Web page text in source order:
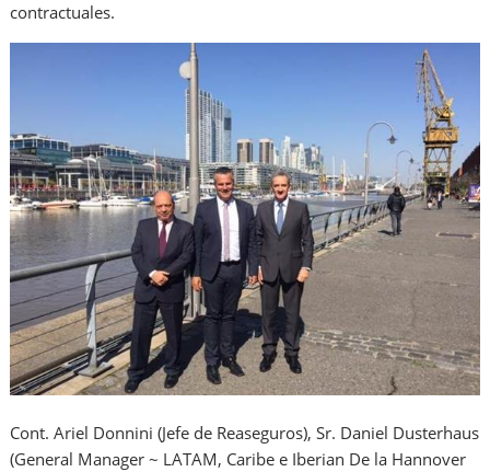
contractuales.
Cont. Ariel Donnini (Jefe de Reaseguros), Sr. Daniel Dusterhaus
(General Manager ~ LATAM, Caribe e Iberian De la Hannover